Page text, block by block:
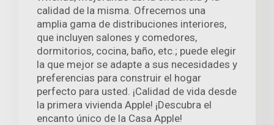
calidad de la misma. Ofrecemos una
amplia gama de distribuciones interiores,
que incluyen salones y comedores,
dormitorios, cocina, baño, etc.; puede elegir
la que mejor se adapte a sus necesidades y
preferencias para construir el hogar
perfecto para usted. ¡Calidad de vida desde
la primera vivienda Apple! ¡Descubra el
encanto único de la Casa Apple!